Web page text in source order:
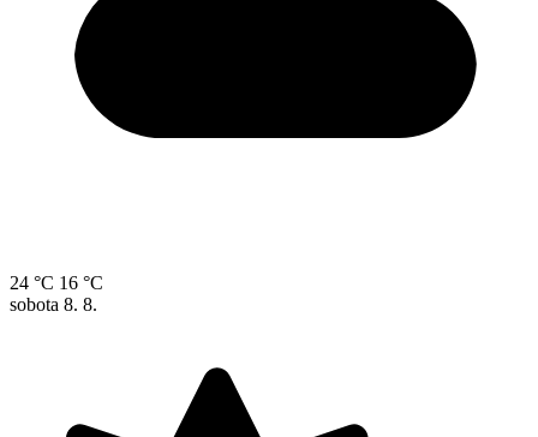
24 °C 16 °C
sobota 8. 8.